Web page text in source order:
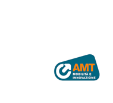
Copyright © AMT
Sede legale: via
Codice fiscale,
Capitale sociale